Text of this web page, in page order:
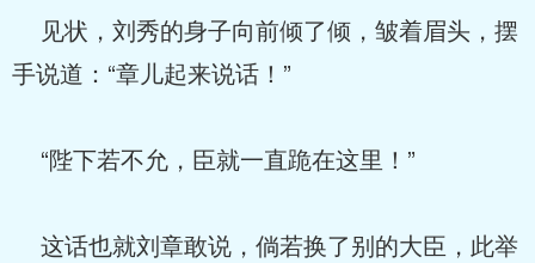
见状，刘秀的身子向前倾了倾，皱着眉头，摆
手说道：“章儿起来说话！”
“陛下若不允，臣就一直跪在这里！”
这话也就刘章敢说，倘若换了别的大臣，此举